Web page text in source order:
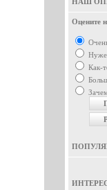
Оцените
Как-